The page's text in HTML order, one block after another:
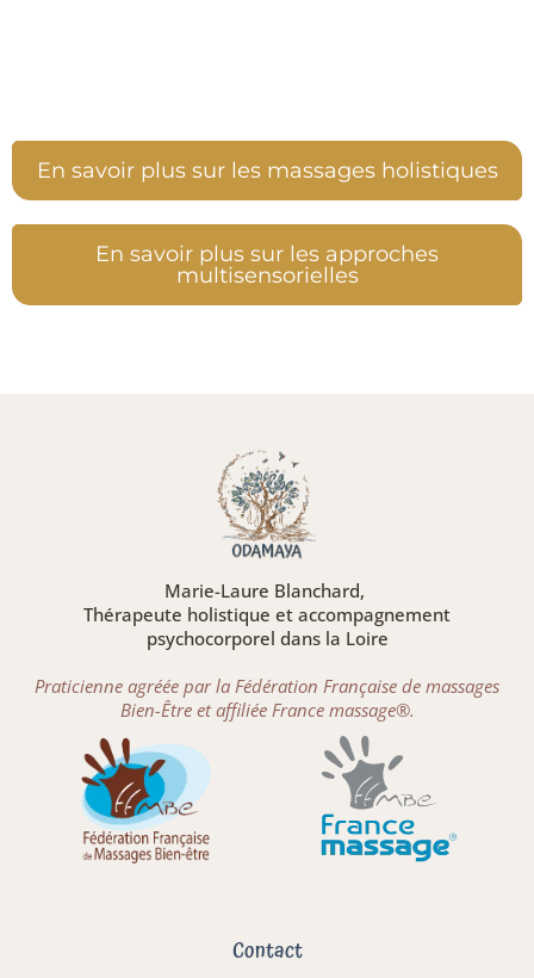
En savoir plus sur les massages holistiques
En savoir plus sur les approches
multisensorielles
Marie-Laure Blanchard,
Thérapeute holistique et accompagnement
psychocorporel dans la Loire
Praticienne agréée par la Fédération Française de massages
Bien-Être et affiliée France massage®.
Contact